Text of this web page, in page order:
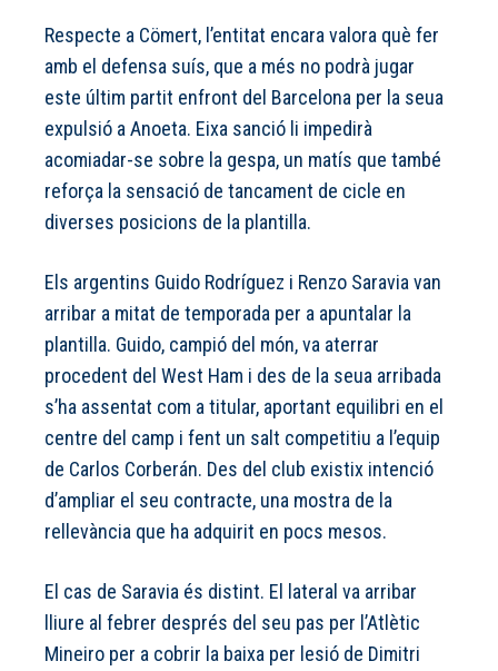
Respecte a Cömert, l’entitat encara valora què fer
amb el defensa suís, que a més no podrà jugar
este últim partit enfront del Barcelona per la seua
expulsió a Anoeta. Eixa sanció li impedirà
acomiadar-se sobre la gespa, un matís que també
reforça la sensació de tancament de cicle en
diverses posicions de la plantilla.
Els argentins Guido Rodríguez i Renzo Saravia van
arribar a mitat de temporada per a apuntalar la
plantilla. Guido, campió del món, va aterrar
procedent del West Ham i des de la seua arribada
s’ha assentat com a titular, aportant equilibri en el
centre del camp i fent un salt competitiu a l’equip
de Carlos Corberán. Des del club existix intenció
d’ampliar el seu contracte, una mostra de la
rellevància que ha adquirit en pocs mesos.
El cas de Saravia és distint. El lateral va arribar
lliure al febrer després del seu pas per l’Atlètic
Mineiro per a cobrir la baixa per lesió de Dimitri